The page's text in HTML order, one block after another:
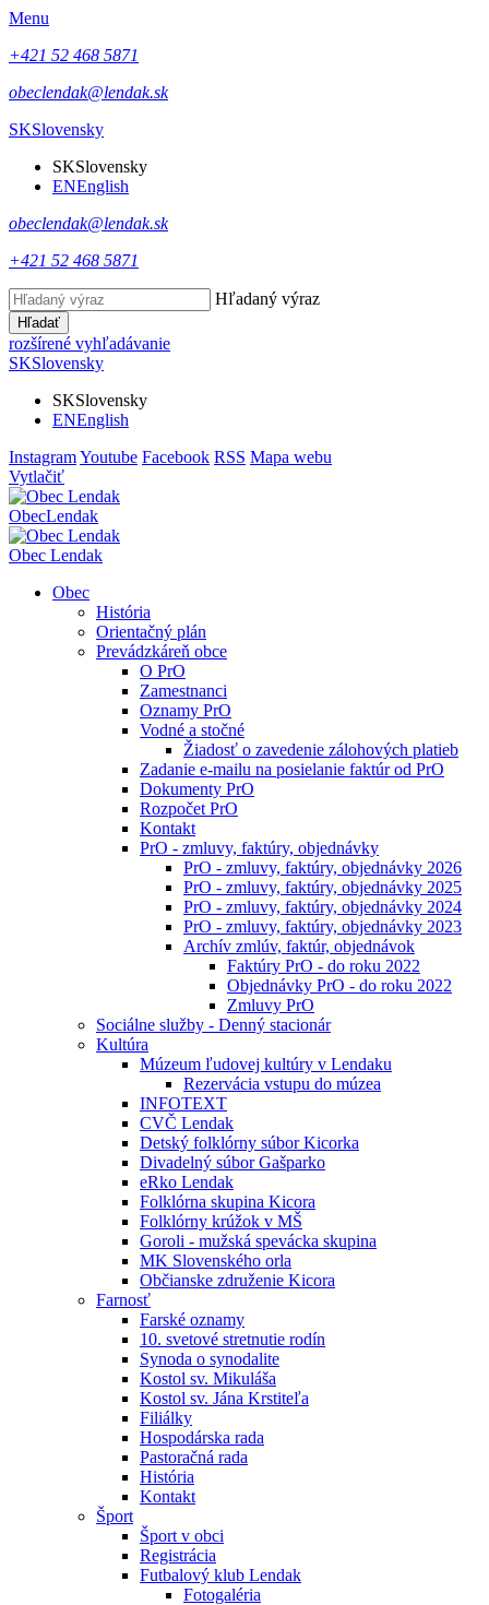
Menu
+421 52 468 5871
obeclendak@lendak.sk
SKSlovensky
SKSlovensky
ENEnglish
obeclendak@lendak.sk
+421 52 468 5871
Hľadaný výraz
Hľadať
rozšírené vyhľadávanie
SKSlovensky
SKSlovensky
ENEnglish
InstagramYoutube Facebook RSS Mapa webu
Vytlačiť
ObecLendak
Obec Lendak
Obec
História
Orientačný plán
Prevádzkáreň obce
O PrO
Zamestnanci
Oznamy PrO
Vodné a stočné
Žiadosť o zavedenie zálohových platieb
Zadanie e-mailu na posielanie faktúr od PrO
Dokumenty PrO
Rozpočet PrO
Kontakt
PrO - zmluvy, faktúry, objednávky
PrO - zmluvy, faktúry, objednávky 2026
PrO - zmluvy, faktúry, objednávky 2025
PrO - zmluvy, faktúry, objednávky 2024
PrO - zmluvy, faktúry, objednávky 2023
Archív zmlúv, faktúr, objednávok
Faktúry PrO - do roku 2022
Objednávky PrO - do roku 2022
Zmluvy PrO
Sociálne služby - Denný stacionár
Kultúra
Múzeum ľudovej kultúry v Lendaku
Rezervácia vstupu do múzea
INFOTEXT
CVČ Lendak
Detský folklórny súbor Kicorka
Divadelný súbor Gašparko
eRko Lendak
Folklórna skupina Kicora
Folklórny krúžok v MŠ
Goroli - mužská spevácka skupina
MK Slovenského orla
Občianske združenie Kicora
Farnosť
Farské oznamy
10. svetové stretnutie rodín
Synoda o synodalite
Kostol sv. Mikuláša
Kostol sv. Jána Krstiteľa
Filiálky
Hospodárska rada
Pastoračná rada
História
Kontakt
Šport
Šport v obci
Registrácia
Futbalový klub Lendak
Fotogaléria